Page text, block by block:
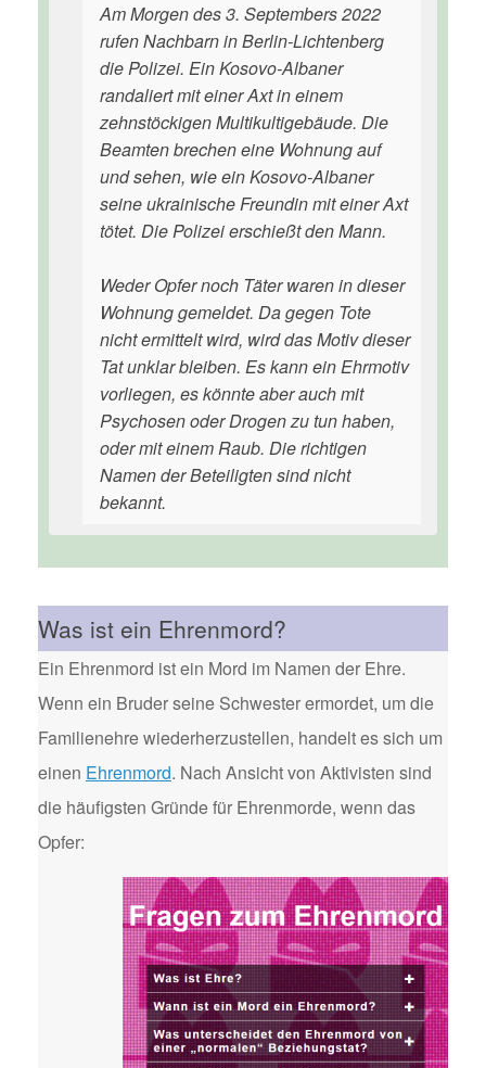
Am Morgen des 3. Septembers 2022
rufen Nachbarn in Berlin-Lichtenberg
die Polizei. Ein Kosovo-Albaner
randaliert mit einer Axt in einem
zehnstöckigen Multikultigebäude. Die
Beamten brechen eine Wohnung auf
und sehen, wie ein Kosovo-Albaner
seine ukrainische Freundin mit einer Axt
tötet. Die Polizei erschießt den Mann.
Weder Opfer noch Täter waren in dieser
Wohnung gemeldet. Da gegen Tote
nicht ermittelt wird, wird das Motiv dieser
Tat unklar bleiben. Es kann ein Ehrmotiv
vorliegen, es könnte aber auch mit
Psychosen oder Drogen zu tun haben,
oder mit einem Raub. Die richtigen
Namen der Beteiligten sind nicht
bekannt.
Was ist ein Ehrenmord?
Ein Ehrenmord ist ein Mord im Namen der Ehre.
Wenn ein Bruder seine Schwester ermordet, um die
Familienehre wiederherzustellen, handelt es sich um
einen Ehrenmord. Nach Ansicht von Aktivisten sind
die häufigsten Gründe für Ehrenmorde, wenn das
Opfer: